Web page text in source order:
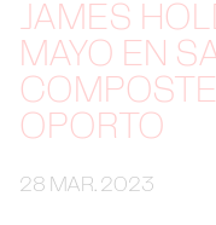
JAMES
MAYO EN
OPORTO
28 MAR. 2023